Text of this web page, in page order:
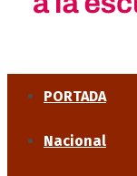
PORTADA
Nacional